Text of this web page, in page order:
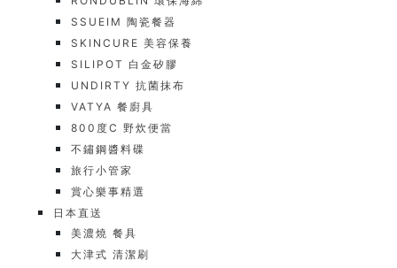
SSUEIM 陶瓷餐器
SKINCURE 美容保養
SILIPOT 白金矽膠
UNDIRTY 抗菌抹布
VATYA 餐廚具
800度C 野炊便當
不鏽鋼醬料碟
旅行小管家
賞心樂事精選
日本直送
美濃燒 餐具
大津式 清潔刷